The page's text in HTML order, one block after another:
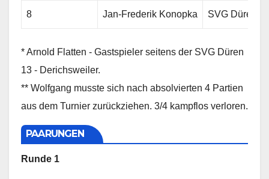
8 Jan-Frederik Konopka SVG Düren
* Arnold Flatten - Gastspieler seitens der SVG Düren
13 - Derichsweiler.
** Wolfgang musste sich nach absolvierten 4 Partien
aus dem Turnier zurückziehen. 3/4 kampflos verloren.
PAARUNGEN
Runde 1